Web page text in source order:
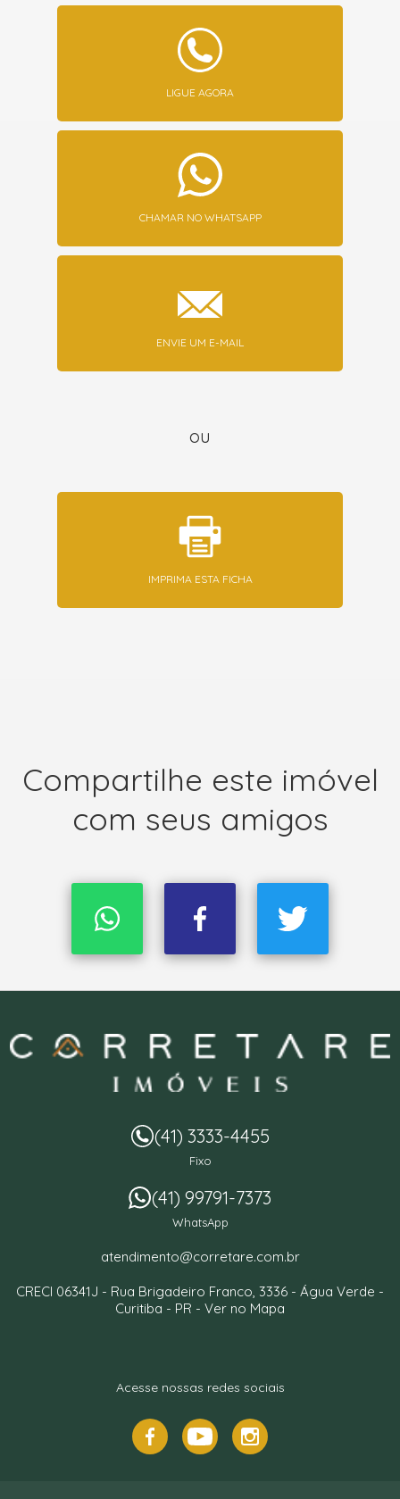
LIGUE AGORA
CHAMAR NO WHATSAPP
ENVIE UM E-MAIL
ou
IMPRIMA ESTA FICHA
Compartilhe este imóvel
com seus amigos
(41) 3333-4455
Fixo
(41) 99791-7373
WhatsApp
atendimento@corretare.com.br
CRECI 06341J - Rua Brigadeiro Franco, 3336 - Água Verde -
Curitiba - PR - Ver no Mapa
Acesse nossas redes sociais